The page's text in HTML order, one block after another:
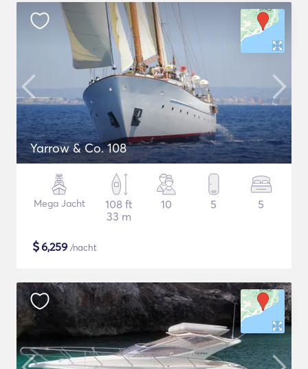
Yarrow & Co. 108
Mega Jacht
108 ft
33 m
10 5 5
$6,259 /nacht